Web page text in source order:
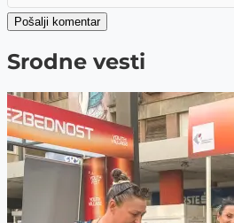
Pošalji komentar
Srodne vesti